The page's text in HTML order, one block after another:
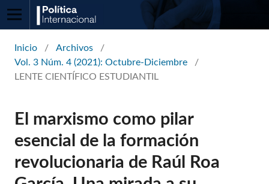
Inicio / Archivos
/
Vol. 3 Núm. 4 (2021): Octubre-Diciembre
/
LENTE CIENTÍFICO ESTUDIANTIL
El marxismo como pilar
esencial de la formación
revolucionaria de Raúl Roa